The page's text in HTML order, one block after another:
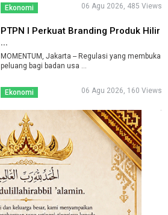
Ekonomi 06 Agu 2026, 485 Views
PTPN I Perkuat Branding Produk Hilir
...
MOMENTUM, Jakarta -- Regulasi yang membuka
peluang bagi badan usa ...
Ekonomi 06 Agu 2026, 160 Views